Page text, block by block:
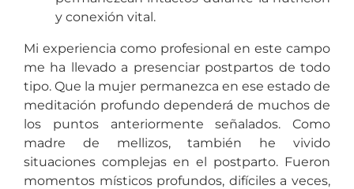
y conexión vital.
Mi experiencia como profesional en este campo
me ha llevado a presenciar postpartos de todo
tipo. Que la mujer permanezca en ese estado de
meditación profundo dependerá de muchos de
los puntos anteriormente señalados. Como
madre de mellizos, también he vivido
situaciones complejas en el postparto. Fueron
momentos místicos profundos, difíciles a veces,